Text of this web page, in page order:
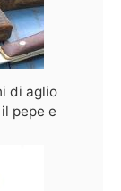
di aglio
pepe e